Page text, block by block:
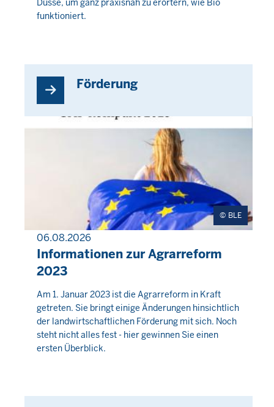
August
2026
Düsse, um ganz praxisnah zu erörtern, wie Bio
funktioniert.
Förderung
BLE
06.08.2026
INHALTSSEITE
Informationen zur Agrarreform
2023
Am 1. Januar 2023 ist die Agrarreform in Kraft
getreten. Sie bringt einige Änderungen hinsichtlich
der landwirtschaftlichen Förderung mit sich. Noch
steht nicht alles fest - hier gewinnen Sie einen
ersten Überblick.